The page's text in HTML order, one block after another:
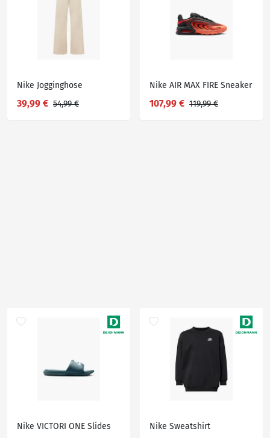
Nike Jogginghose
39,99 € 54,99 €
Nike AIR MAX FIRE Sneaker
107,99 € 119,99 €
Nike VICTORI ONE Slides Nike Sweatshirt